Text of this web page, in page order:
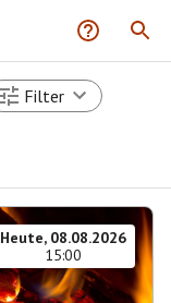
Filter
Heute, 08.08.2026
15:00